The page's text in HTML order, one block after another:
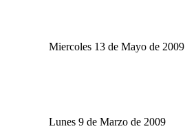
Miercoles 13 de Mayo de 2009
Lunes 9 de Marzo de 2009